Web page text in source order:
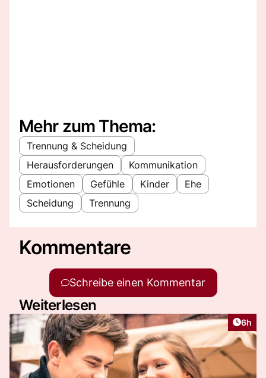
Mehr zum Thema:
Trennung & Scheidung
Herausforderungen
Kommunikation
Emotionen
Gefühle Kinder
Ehe
Scheidung
Trennung
Kommentare
Schreibe einen Kommentar
Weiterlesen
6h